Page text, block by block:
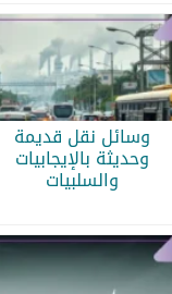
وسائل نقل قديمة
وحديثة بالإيجابيات
والسلبيات